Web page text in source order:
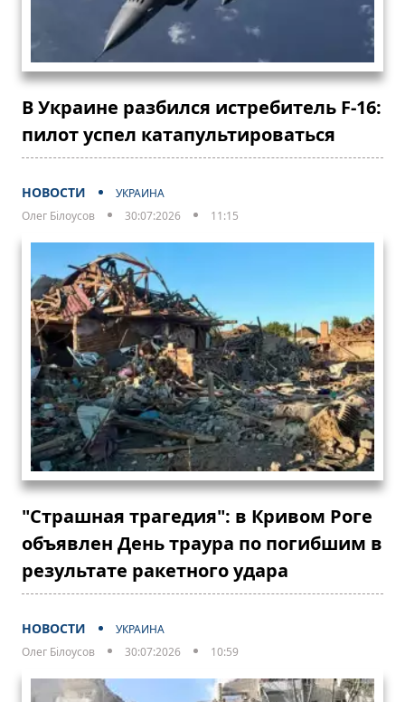
В Украине разбился истребитель F-16:
пилот успел катапультироваться
НОВОСТИ
УКРАИНА
Олег Білоусов
30:07:2026 11:15
"Страшная трагедия": в Кривом Роге
объявлен День траура по погибшим в
результате ракетного удара
НОВОСТИ
УКРАИНА
Олег Білоусов
30:07:2026 10:59